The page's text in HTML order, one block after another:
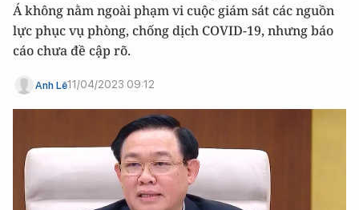
Á không nằm ngoài phạm vi cuộc giám sát các nguồn
lực phục vụ phòng, chống dịch COVID-19, nhưng báo
cáo chưa đề cập rõ.
Anh Lê11/04/2023 09:12